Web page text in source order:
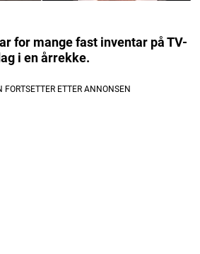
for mange fast inventar på TV-
i en årrekke.